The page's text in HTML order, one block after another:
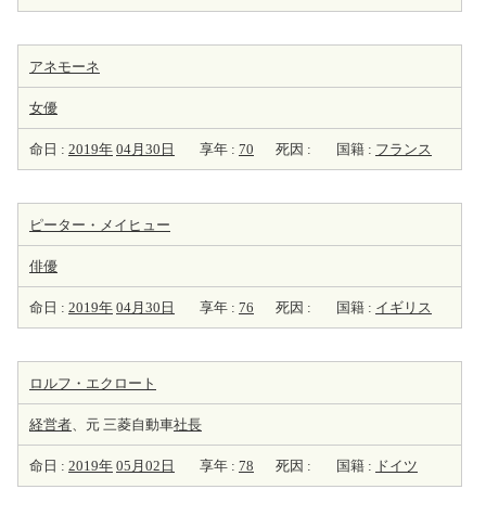
アネモーネ
女優
命日 : 2019年 04月30日 享年 : 70 死因 : 国籍 : フランス
ピーター・メイヒュー
俳優
命日 : 2019年 04月30日 享年 : 76 死因 : 国籍 : イギリス
ロルフ・エクロート
経営者、元 三菱自動車社長
命日 : 2019年 05月02日 享年 : 78 死因 : 国籍 : ドイツ